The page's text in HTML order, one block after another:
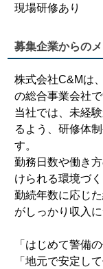
現場研修あり
募集企業からの
株式会社C&Mは
の総合事業会社で
当社では、未経
るよう、研修体
す。
勤務日数や働き
けられる環境づ
勤続年数に応じ
がしっかり収入
「はじめて警備
「地元で安定し